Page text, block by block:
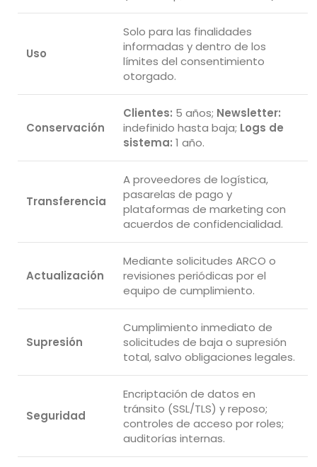
Uso
Solo para las finalidades
informadas y dentro de los
límites del consentimiento
otorgado.
Conservación
Clientes: 5 años; Newsletter:
indefinido hasta baja; Logs de
sistema: 1 año.
Transferencia
A proveedores de logística,
pasarelas de pago y
plataformas de marketing con
acuerdos de confidencialidad.
Actualización
Mediante solicitudes ARCO o
revisiones periódicas por el
equipo de cumplimiento.
Supresión
Cumplimiento inmediato de
solicitudes de baja o supresión
total, salvo obligaciones legales.
Seguridad
Encriptación de datos en
tránsito (SSL/TLS) y reposo;
controles de acceso por roles;
auditorías internas.